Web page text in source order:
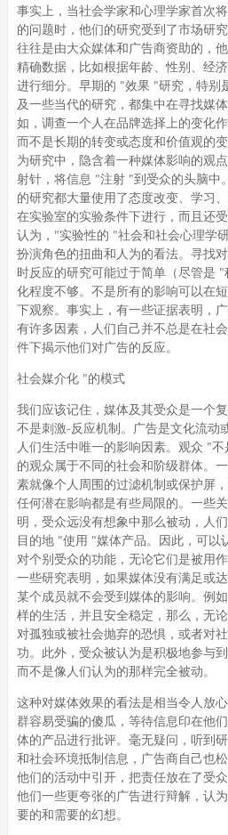
事实上，当社会学家和心理学家首次
的问题时，他们的研究受到了市场研
往往是由大众媒体和广告商资助的，
精确数据，比如根据年龄、性别、经
进行细分。早期的 "效果 "研究，特别
及一些当代的研究，都集中在寻找媒
如，调查一个人在品牌选择上的变化
而不是长期的转变或态度和价值观的
为研究中，隐含着一种媒体影响的观
射针，将信息 "注射 "到受众的头脑中
的研究都大量使用了态度改变、学习
在实验室的实验条件下进行，而且还
认为，"实验性的 "社会和社会心理学
扮演角色的扭曲和人为的看法。寻找
时反应的研究可能过于简单（尽管是
化程度不够。不是所有的影响可以在
下观察。事实上，有一些证据表明，
有许多因素，人们自己并不总是在社
件下揭示他们对广告的反应。
社会媒介化 "的模式
我们应该记住，媒体及其受众是一个
不是刺激-反应机制。广告是文化流动
人们生活中唯一的影响因素。观众 "
的观众属于不同的社会和阶级群体。
素就像个人周围的过滤机制或保护屏
任何潜在影响都是有些局限的。一些
明，受众远没有想象中那么被动，人
目的地 "使用 "媒体产品。因此，可以
对个别受众的功能，无论它们是被用
一些研究表明，如果媒体没有满足或
某个成员就不会受到媒体的影响。例
样的生活，并且安全稳定，那么，无
对孤独或被社会抛弃的恐惧，或者对
功。此外，受众被认为是积极地参与
而不是像人们认为的那样完全被动。
这种对媒体效果的看法是相当令人放
群容易受骗的傻瓜，等待信息印在他
体的产品进行批评。毫无疑问，听到
和社会环境抵制信息，广告商自己也
他们的活动中引开，把责任放在了受
他们一些更夸张的广告进行辩解，认
要的和需要的幻想。